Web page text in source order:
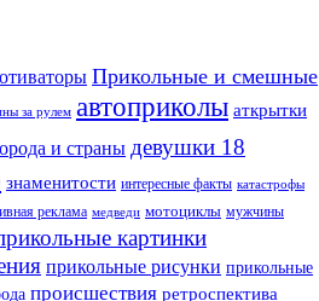
Прикольные и смешные
за рулем автоприколы аткрытки
и страны девушки 18
знаменитости интересные факты катастрофы
реклама медведи мотоциклы мужчины
картинки
прикольные рисунки прикольные
происшествия ретроспектива